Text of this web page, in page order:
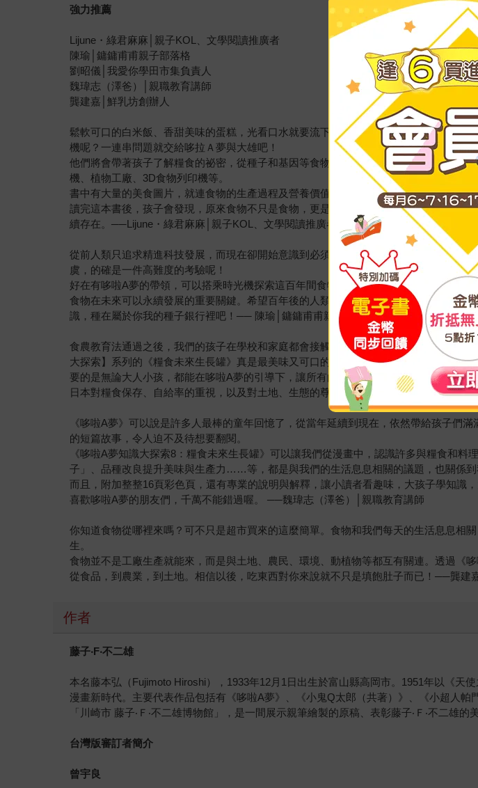
強力推薦
Lijune・綠君麻麻│親子KOL、文學閱讀推廣者
陳瑜│鏞鏞甫甫親子部落格
劉昭儀│我愛你學田市集負責人
魏瑋志（澤爸）│親職教育講師
龔建嘉│鮮乳坊創辦人
鬆軟可口的白米飯、香甜美味的蛋糕，光看口水就要流下來了！但你知道這些美食是怎
機呢？一連串問題就交給哆拉Ａ夢與大雄吧！
他們將會帶著孩子了解糧食的祕密，從種子和基因等食物根源、食物的營養，一直到如
機、植物工廠、3D食物列印機等。
書中有大量的美食圖片，就連食物的生產過程及營養價值也有一番解說，並融合未來科
讀完這本書後，孩子會發現，原來食物不只是食物，更是人類的科技與文明進步的指標
續存在。──Lijune・綠君麻麻│親子KOL、文學閱讀推廣者
從前人類只追求精進科技發展，而現在卻開始意識到必須在科技進步和生態維持之間取
虞，的確是一件高難度的考驗呢！
好在有哆啦A夢的帶領，可以搭乘時光機探索這百年間食物產量與品質的變化，讓我們
食物在未來可以永續發展的重要關鍵。希望百年後的人類，包括你的孩子、孫子，都還
識，種在屬於你我的種子銀行裡吧！── 陳瑜│鏞鏞甫甫親子部落格
食農教育法通過之後，我們的孩子在學校和家庭都會接觸、學習、探索更多土地、食物
大探索】系列的《糧食未來生長罐》真是最美味又可口的精神糧食，透過深入了解食物
要的是無論大人小孩，都能在哆啦A夢的引導下，讓所有的學習變得活潑有趣！
日本對糧食保存、自給率的重視，以及對土地、生態的尊重，可以讓我更確認推動食
《哆啦A夢》可以說是許多人最棒的童年回憶了，從當年延續到現在，依然帶給孩子們
的短篇故事，令人迫不及待想要翻閱。
《哆啦A夢知識大探索8：糧食未來生長罐》可以讓我們從漫畫中，認識許多與糧食和
子」、品種改良提升美味與生產力……等，都是與我們的生活息息相關的議題，也關係到
而且，附加整整16頁彩色頁，還有專業的說明與解釋，讓小讀者看趣味，大孩子學知識，
喜歡哆啦A夢的朋友們，千萬不能錯過喔。 ──魏瑋志（澤爸）│親職教育講師
你知道食物從哪裡來嗎？可不只是超市買來的這麼簡單。食物和我們每天的生活息息相
生。
食物並不是工廠生產就能來，而是與土地、農民、環境、動植物等都互有關連。透過《
從食品，到農業，到土地。相信以後，吃東西對你來說就不只是填飽肚子而已！──龔建
作者
藤子‧F‧不二雄
本名藤本弘（Fujimoto Hiroshi），1933年12月1日出生於富山縣高岡市。1951年以《天
漫畫新時代。主要代表作品包括有《哆啦A夢》、《小鬼Q太郎（共著）》、《小超人
「川崎市 藤子‧Ｆ‧不二雄博物館」，是一間展示親筆繪製的原稿、表彰藤子‧Ｆ‧不二雄的
台灣版審訂者簡介
曾宇良